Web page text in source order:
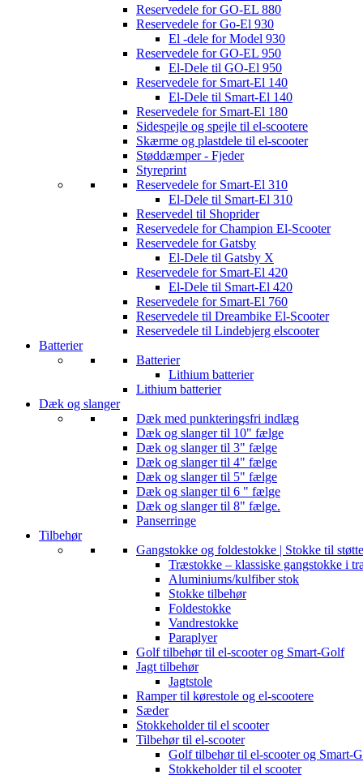
Reservedele for GO-EL 880
Reservedele for Go-El 930
El -dele for Model 930
Reservedele for GO-EL 950
El-Dele til GO-El 950
Reservedele for Smart-El 140
El-Dele til Smart-El 140
Reservedele for Smart-El 180
Sidespejle og spejle til el-scootere
Skærme og plastdele til el-scooter
Støddæmper - Fjeder
Styreprint
Reservedele for Smart-El 310
El-Dele til Smart-El 310
Reservedel til Shoprider
Reservedele for Champion El-Scooter
Reservedele for Gatsby
El-Dele til Gatsby X
Reservedele for Smart-El 420
El-Dele til Smart-El 420
Reservedele for Smart-El 760
Reservedele til Dreambike El-Scooter
Reservedele til Lindebjerg elscooter
Batterier
Batterier
Lithium batterier
Lithium batterier
Dæk og slanger
Dæk med punkteringsfri indlæg
Dæk og slanger til 10" fælge
Dæk og slanger til 3" fælge
Dæk og slanger til 4" fælge
Dæk og slanger til 5" fælge
Dæk og slanger til 6 " fælge
Dæk og slanger til 8" fælge.
Panserringe
Tilbehør
Gangstokke og foldestokke | Stokke til støtte
Træstokke – klassiske gangstokke i
Aluminiums/kulfiber stok
Stokke tilbehør
Foldestokke
Vandrestokke
Paraplyer
Golf tilbehør til el-scooter og Smart-Golf
Jagt tilbehør
Jagtstole
Ramper til kørestole og el-scootere
Sæder
Stokkeholder til el scooter
Tilbehør til el-scooter
Golf tilbehør til el-scooter og Smart-
Stokkeholder til el scooter